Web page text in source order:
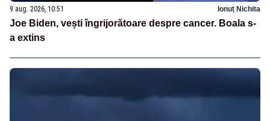
9 aug. 2026, 10:51 Ionuț Nichita
Joe Biden, vești îngrijorătoare despre cancer. Boala s-
a extins